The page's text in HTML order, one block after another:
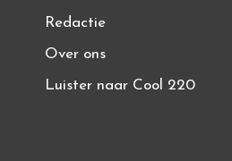
Redactie
Over ons
Luister naar Cool 220